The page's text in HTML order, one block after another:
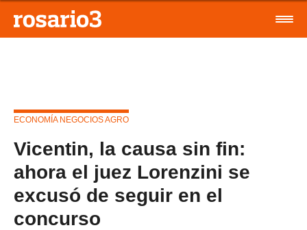
ECONOMÍA NEGOCIOS AGRO
Vicentin, la causa sin fin:
ahora el juez Lorenzini se
excusó de seguir en el
concurso